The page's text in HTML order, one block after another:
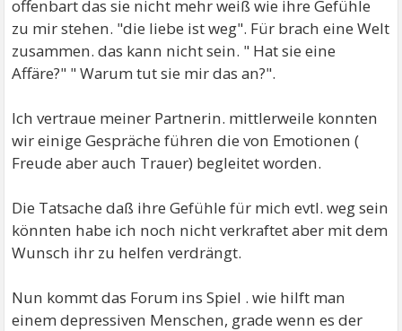
offenbart das sie nicht mehr weiß wie ihre Gefühle
zu mir stehen. "die liebe ist weg". Für brach eine Welt
zusammen. das kann nicht sein. " Hat sie eine
Affäre?" " Warum tut sie mir das an?".
Ich vertraue meiner Partnerin. mittlerweile konnten
wir einige Gespräche führen die von Emotionen (
Freude aber auch Trauer) begleitet worden.
Die Tatsache daß ihre Gefühle für mich evtl. weg sein
könnten habe ich noch nicht verkraftet aber mit dem
Wunsch ihr zu helfen verdrängt.
Nun kommt das Forum ins Spiel . wie hilft man
einem depressiven Menschen, grade wenn es der